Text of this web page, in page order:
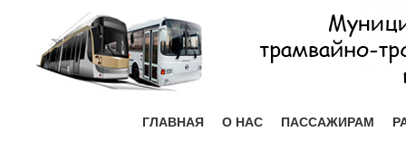
ГЛАВНАЯ О НАС ПАССАЖИРАМ